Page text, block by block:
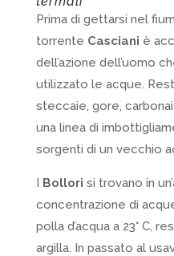
Prima di gettarsi nel
torrente Casciani è
dell’azione dell’uomo
utilizzato le acque.
steccaie, gore,
una linea di
sorgenti di un vecchio
I Bollori si trovano in
concentrazione di
polla d’acqua a 23° C,
argilla. In passato al